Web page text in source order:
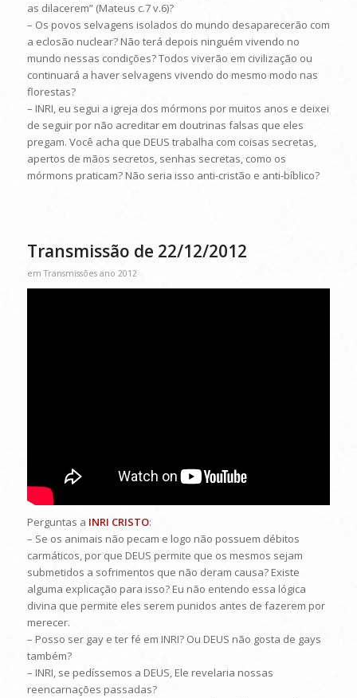
as dilacerem” (Mateus c.7 v.6)?
– Os povos selvagens isolados do mundo desaparecerão com
a eclosão nuclear? Não terá depois ninguém vivendo no
mundo nessas condições? Todos viverão em civilização ou
continuará a haver selvagens vivendo do mesmo modo nas
florestas?
– INRI, eu segui a igreja dos mórmons por muitos anos e deixei
de seguir por não acreditar em doutrinas falsas que eles
pregam. Você acha que DEUS trabalha com coisas secretas,
apertos de mãos secretos, senhas secretas, como os
mórmons praticam? Não seria isso anti-cristão e anti-bíblico?
Transmissão de 22/12/2012
emTransmissões ano 2012
Perguntas a INRI CRISTO:
– Se os animais não pecam e logo não possuem débitos
carmáticos, por que DEUS permite que os mesmos sejam
submetidos a sofrimentos que não deram causa? Existe
alguma explicação para isso? Eu não entendo essa lógica
divina que permite eles serem punidos antes de fazerem por
merecer.
– Posso ser gay e ter fé em INRI? Ou DEUS não gosta de gays
também?
– INRI, se pedíssemos a DEUS, Ele revelaria nossas
reencarnações passadas?